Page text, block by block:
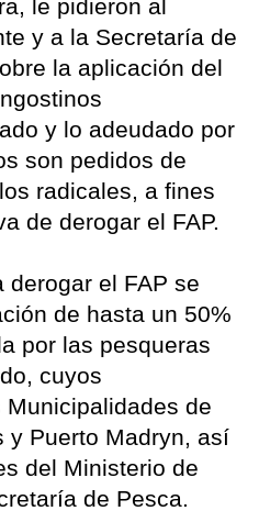
le pidieron al
y a la Secretaría de
la aplicación del
y lo adeudado por
son pedidos de
radicales, a fines
de derogar el FAP.
derogar el FAP se
de hasta un 50%
por las pesqueras
cuyos
de
y Puerto Madryn, así
del Ministerio de
de Pesca.